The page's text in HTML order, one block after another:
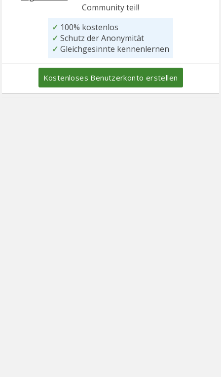
Community teil!
✓ 100% kostenlos
✓ Schutz der Anonymität
✓ Gleichgesinnte kennenlernen
Kostenloses Benutzerkonto erstellen